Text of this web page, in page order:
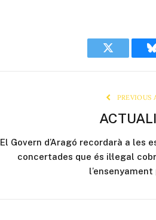
Twitter
PREVIOUS
El Govern d’Aragó recordarà a les
concertades que és il·legal